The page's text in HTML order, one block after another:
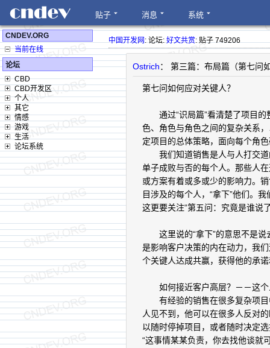
贴子 消息 系统
CNDEV.ORG
当前在线
论坛
CBD
CBD开发区
个人
其它
情感
游戏
生活
论坛系统
中国开发网: 论坛:好文共赏: 贴子 749206
Ostrich： 第三篇：布局篇（第七问
第七问如何应对关键人？
通过“识局篇”看清楚了项目的
色、角色与角色之间的复杂关系
定项目的总体策略，面向每个角
我们知道销售是人与人打交道
单子成败与否的每个人。那些人
或方案有着或多或少的影响力。
目涉及的每个人，“拿下”他们。
这更要关注“第五问：究竟是谁说
这里说的“拿下”的意思不是说
是影响客户决策的内在动力，我
个关键人达成共赢，获得他的承
如何接近客户高层？－－这个
有经验的销售在很多复杂项目
人见不到，他可以在很多人反对
以随时停掉项目，或者随时决定
“这事情某某负责，你去找他谈就